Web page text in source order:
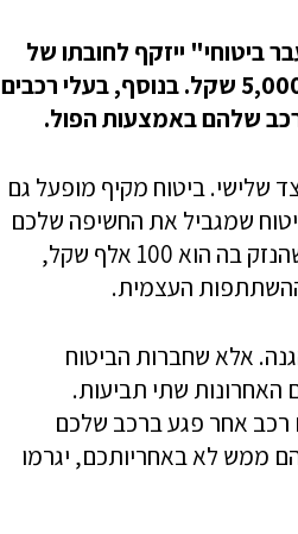
ביטוחי" ייזקף לחובתו של
המבוטח, אך ורק במקרה שבו עלות התיקון הייתה גבוהה מסך של 5,000 שקל. בנוסף, בעלי רכבים
שלהם באמצעות הפול.
שלישי. ביטוח מקיף מופעל גם
שמגביל את החשיפה שלכם
להוצאות שנובעות ממקרה תאונה. לדוגמה – פגעתם במכונית יוקרה שהנזק בה הוא 100 אלף שקל,
העצמית.
אלא שחברות הביטוח
האחרונות שתי תביעות.
רכב אחר פגע ברכב שלכם
ממש לא באחריותכם, יגרמו